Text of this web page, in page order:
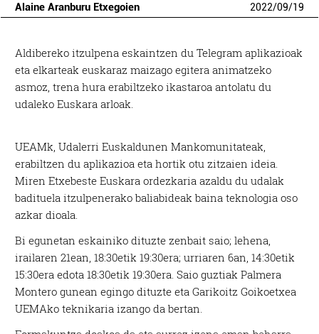
Alaine Aranburu Etxegoien 2022/09/19
Aldibereko itzulpena eskaintzen du Telegram aplikazioak
eta elkarteak euskaraz maizago egitera animatzeko
asmoz, trena hura erabiltzeko ikastaroa antolatu du
udaleko Euskara arloak.
UEAMk, Udalerri Euskaldunen Mankomunitateak,
erabiltzen du aplikazioa eta hortik otu zitzaien ideia.
Miren Etxebeste Euskara ordezkaria azaldu du udalak
badituela itzulpenerako baliabideak baina teknologia oso
azkar dioala.
Bi egunetan eskainiko dituzte zenbait saio; lehena,
irailaren 21ean, 18:30etik 19:30era; urriaren 6an, 14:30etik
15:30era edota 18:30etik 19:30era. Saio guztiak Palmera
Montero gunean egingo dituzte eta Garikoitz Goikoetxea
UEMAko teknikaria izango da bertan.